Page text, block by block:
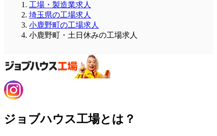
工場・製造業求人
埼玉県の工場求人
小鹿野町の工場求人
小鹿野町・土日休みの工場求人
ジョブハウス工場とは？